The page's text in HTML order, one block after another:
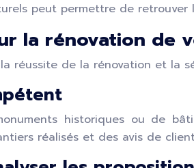
peut permettre de retrouver
la rénovation de
réussite de la rénovation et la
historiques ou de
réalisés et des avis de